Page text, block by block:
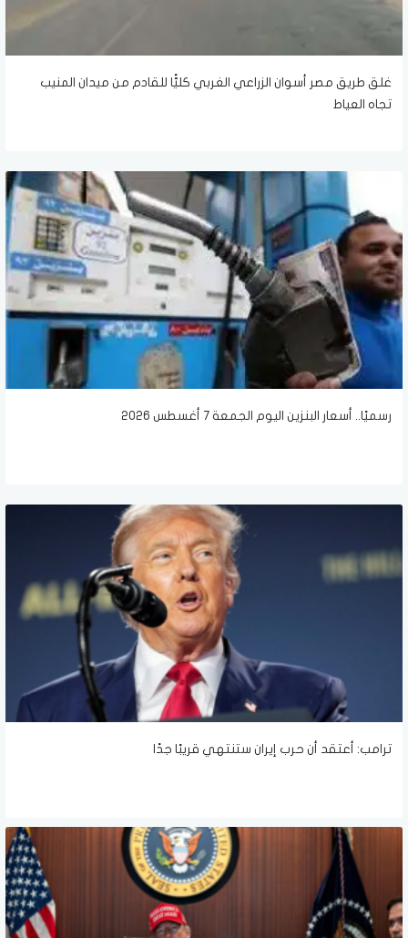
غلق طريق مصر أسوان الزراعي الغربي كليًّا للقادم من ميدان المنيب
تجاه العياط
رسميًا.. أسعار البنزين اليوم الجمعة 7 أغسطس 2026
ترامب: أعتقد أن حرب إيران ستنتهي قريبًا جدًا